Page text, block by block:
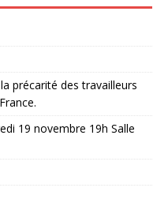
précarité des travailleurs
19 novembre 19h Salle